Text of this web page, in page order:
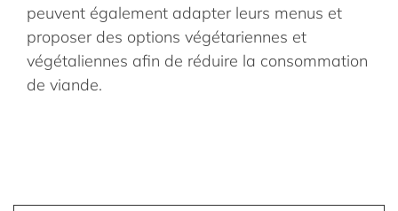
peuvent également adapter leurs menus et
proposer des options végétariennes et
végétaliennes afin de réduire la consommation
de viande.